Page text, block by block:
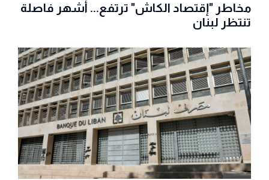
مخاطر "إقتصاد الكاش" ترتفع... أشهر فاصلة
تنتظر لبنان